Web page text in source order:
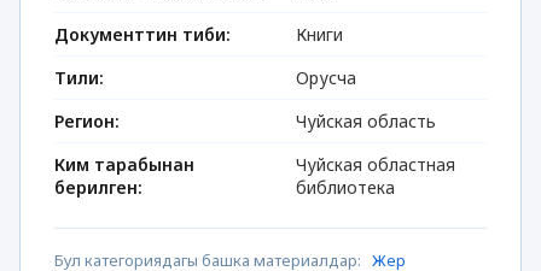
Документтин тиби:
Книги
Тили:
Орусча
Регион:
Чуйская область
Ким тарабынан
берилген:
Чуйская областная
библиотека
Бул категориядагы башка материалдар: Жер